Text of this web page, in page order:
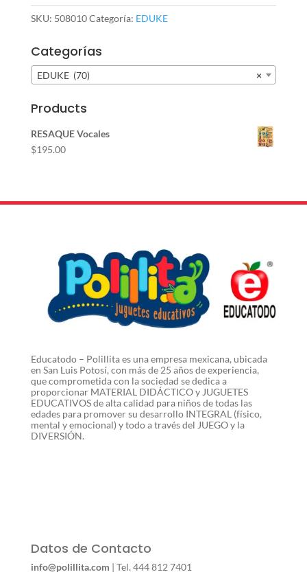
SKU: 508010Categoría: EDUKE
Categorías
×
EDUKE (70)
Products
RESAQUE Vocales
$195.00
Educatodo – Polillita es una empresa mexicana, ubicada
en San Luis Potosí, con más de 25 años de experiencia,
que comprometida con la sociedad se dedica a
proporcionar MATERIAL DIDÁCTICO y JUGUETES
EDUCATIVOS de alta calidad para niños de todas las
edades para promover su desarrollo INTEGRAL (físico,
mental y emocional) y todo a través del JUEGO y la
DIVERSIÓN.
Datos de Contacto
info@polillita.com | Tel. 444 812 7401